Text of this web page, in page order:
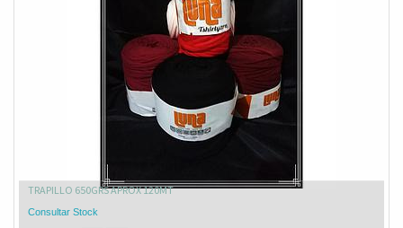
TRAPILLO 650GRS APROX 120MT
Consultar Stock